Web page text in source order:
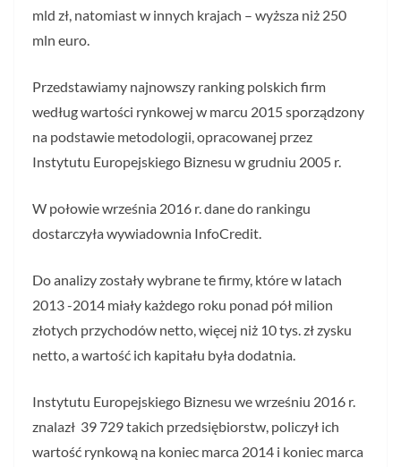
mld zł, natomiast w innych krajach – wyższa niż 250
mln euro.
Przedstawiamy najnowszy ranking polskich firm
według wartości rynkowej w marcu 2015 sporządzony
na podstawie metodologii, opracowanej przez
Instytutu Europejskiego Biznesu w grudniu 2005 r.
W połowie września 2016 r. dane do rankingu
dostarczyła wywiadownia InfoCredit.
Do analizy zostały wybrane te firmy, które w latach
2013 -2014 miały każdego roku ponad pół milion
złotych przychodów netto, więcej niż 10 tys. zł zysku
netto, a wartość ich kapitału była dodatnia.
Instytutu Europejskiego Biznesu we wrześniu 2016 r.
znalazł 39 729 takich przedsiębiorstw, policzył ich
wartość rynkową na koniec marca 2014 i koniec marca